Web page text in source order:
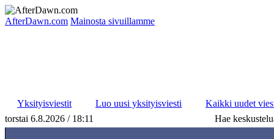
AfterDawn.com Mainosta sivuillamme
Yksityisviestit Luo uusi yksityisviesti
Kaikki uudet
torstai 6.8.2026 / 18:11
Hae